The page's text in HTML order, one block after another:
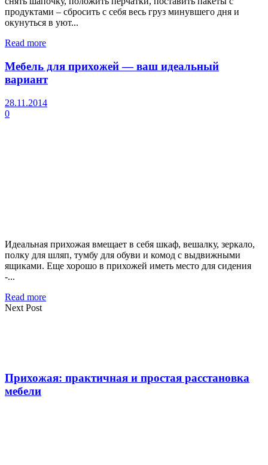
продуктами – сбросить с себя весь груз минувшего дня и
окунуться в уют...
Read more
Мебель для прихожей — ваш идеальный
вариант
28.11.2014
0
Идеальная прихожая вмещает в себя шкаф, вешалку, зеркало,
полку для шляп, тумбу для обуви и комод с выдвижными
ящиками. Еще хорошо в прихожей иметь место для сидения
-...
Read more
Next Post
Прихожая: практичная и простая расстановка
мебели